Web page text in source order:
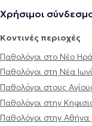
Χρήσιμοι
Κοντινές περιοχές
Παθολόγοι στο Νέο
Παθολόγοι στη Νέα
Παθολόγοι στους
Παθολόγοι στην
Παθολόγοι στην Αθήνα